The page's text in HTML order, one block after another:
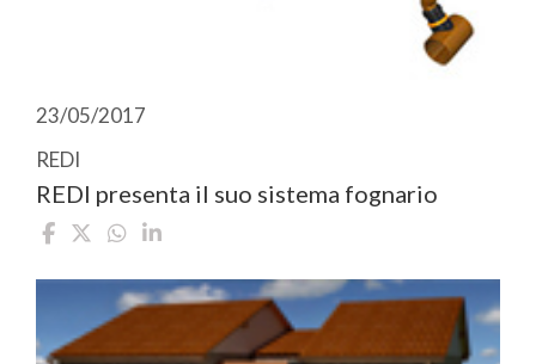
23/05/2017
REDI
REDI presenta il suo sistema fognario